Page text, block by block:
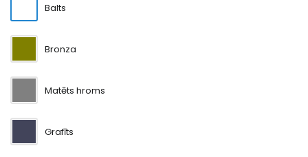
Balts
Bronza
Matēts hroms
Grafīts